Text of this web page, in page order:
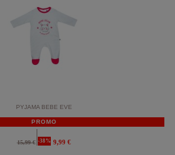
PYJAMA BEBE EVE
PROMO
15,99 € -38% 9,99 €